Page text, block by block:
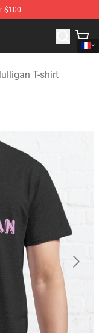
$100
Merchandise
T-shirt